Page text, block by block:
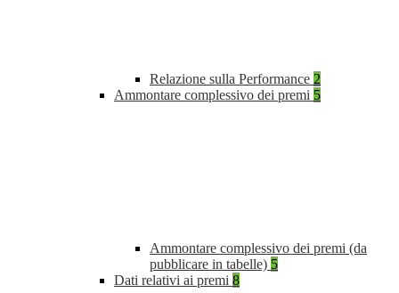
Relazione sulla Performance 2
Ammontare complessivo dei premi 5
Ammontare complessivo dei premi (da
pubblicare in tabelle) 5
Dati relativi ai premi 8